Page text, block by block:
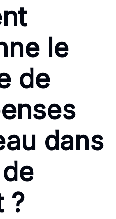
le
de
dans
?